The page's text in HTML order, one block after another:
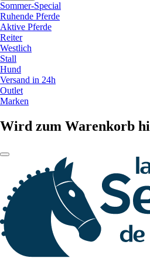
Sommer-Special
Ruhende Pferde
Aktive Pferde
Reiter
Westlich
Stall
Hund
Versand in 24h
Outlet
Marken
Wird zum Warenkorb